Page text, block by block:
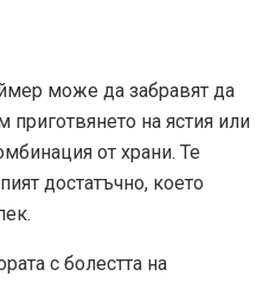
може да забравят да
приготвянето на ястия или
от храни. Те
достатъчно, което
с болестта на